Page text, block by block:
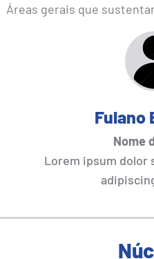
Áreas gerais que
Fulano
Nome
Lorem ipsum